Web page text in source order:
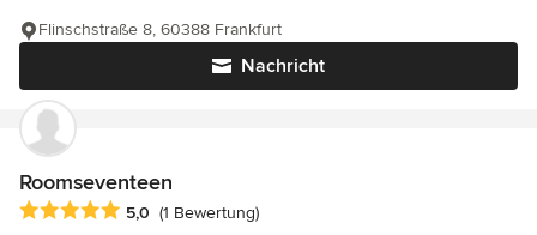
Nachricht
Flinschstraße 8, 60388 Frankfurt
Roomseventeen
Durchschnittliche Bewertung: 5 von 5 Sternen
5,0 (1 Bewertung)